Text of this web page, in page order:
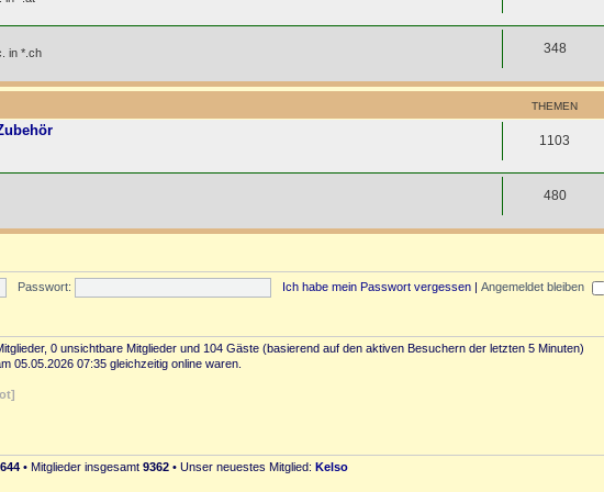
in *.ch
348
THEMEN
1103
480
Passwort: Ich habe mein Passwort vergessen | Angemeldet bleiben
0 unsichtbare Mitglieder und 104 Gäste (basierend auf den aktiven Besuchern der letzten 5 Minuten)
05.05.2026 07:35 gleichzeitig online waren.
• Mitglieder insgesamt 9362 • Unser neuestes Mitglied: Kelso